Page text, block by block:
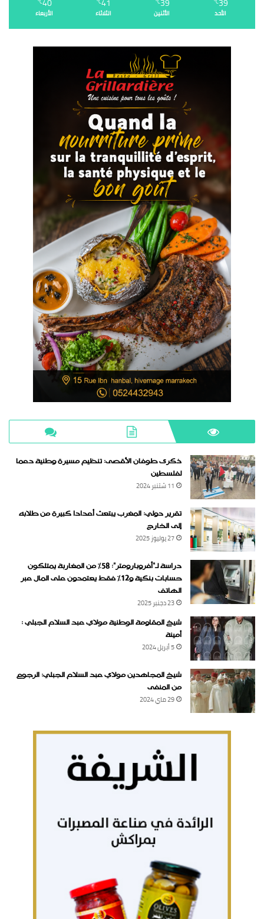
39
℃
الأحد
39
℃
الأثنين
41
℃
الثلاثاء
40
℃
الأربعاء
ذكرى طوفان الأقصى: تنظيم مسيرة وطنية دعما
لفلسطين
11 شتنبر 2024
تقرير دولي: المغرب يبتعث أعدادا كبيرة من طلابه
إلى الخارج
27 يوليوز 2025
دراسة لـ“أفروبارومتر”: 58٪ من المغاربة يمتلكون
حسابات بنكية و12٪ فقط يعتمدون على المال عبر
الهاتف
23 دجنبر 2025
شيخ المقاومة الوطنية مولاي عبد السلام الجبلي :
أمينة
5 أبريل 2024
شيخ المجاهدين مولاي عبد السلام الجبلي: الرجوع
من المنفى
29 ماي 2024